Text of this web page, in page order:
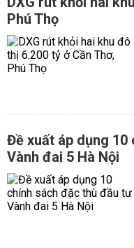
Phú Thọ
Đề xuất áp dụng
Vành đai 5 Hà Nội